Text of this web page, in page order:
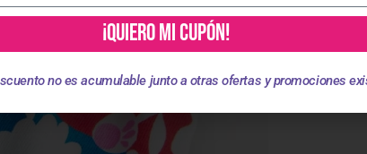
¡QUIERO MI CUPÓN!
no es acumulable junto a otras ofertas y promociones